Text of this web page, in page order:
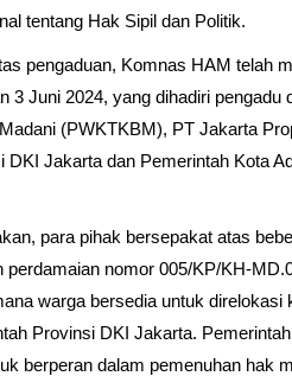
tentang Hak Sipil dan Politik.
pengaduan, Komnas HAM telah
3 Juni 2024, yang dihadiri pengadu
(PWKTKBM), PT Jakarta
Jakarta dan Pemerintah Kota
para pihak bersepakat atas
nomor 005/KP/KH-
warga bersedia untuk direlokasi
Provinsi DKI Jakarta.
berperan dalam pemenuhan hak